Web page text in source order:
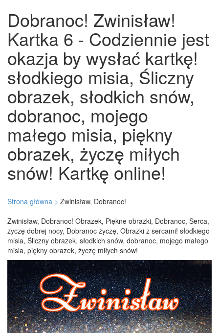
Dobranoc! Zwinisław!
Kartka 6 - Codziennie jest
okazja by wysłać kartkę!
słodkiego misia, Śliczny
obrazek, słodkich snów,
dobranoc, mojego
małego misia, piękny
obrazek, życzę miłych
snów! Kartkę online!
Strona główna > Zwinisław, Dobranoc!
Zwinisław, Dobranoc! Obrazek, Piękne obrazki, Dobranoc, Serca,
życzę dobrej nocy, Dobranoc życzę, Obrazki z sercami! słodkiego
misia, Śliczny obrazek, słodkich snów, dobranoc, mojego małego
misia, piękny obrazek, życzę miłych snów!